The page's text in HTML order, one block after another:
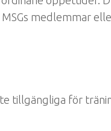
medlemmar
tillgängliga för